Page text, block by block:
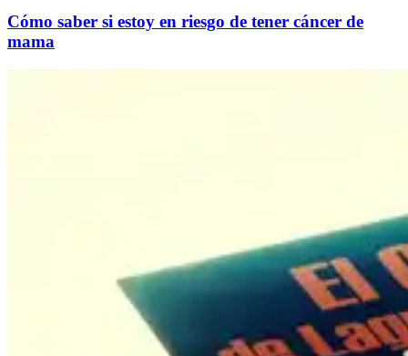
Cómo saber si estoy en riesgo de tener cáncer de
mama